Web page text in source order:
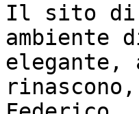
Il sito di
ambiente
elegante,